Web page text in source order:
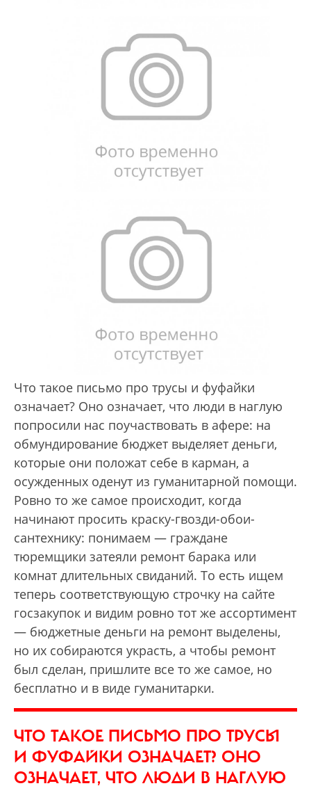
Что такое письмо про трусы и фуфайки
означает? Оно означает, что люди в наглую
попросили нас поучаствовать в афере: на
обмундирование бюджет выделяет деньги,
которые они положат себе в карман, а
осужденных оденут из гуманитарной помощи.
Ровно то же самое происходит, когда
начинают просить краску-гвозди-обои-
сантехнику: понимаем — граждане
тюремщики затеяли ремонт барака или
комнат длительных свиданий. То есть ищем
теперь соответствующую строчку на сайте
госзакупок и видим ровно тот же ассортимент
— бюджетные деньги на ремонт выделены,
но их собираются украсть, а чтобы ремонт
был сделан, пришлите все то же самое, но
бесплатно и в виде гуманитарки.
ЧТО ТАКОЕ ПИСЬМО ПРО ТРУСЫ
И ФУФАЙКИ ОЗНАЧАЕТ? ОНО
ОЗНАЧАЕТ, ЧТО ЛЮДИ В НАГЛУЮ